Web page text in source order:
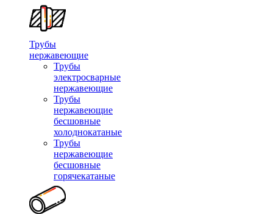
Трубы
нержавеющие
Трубы
электросварные
нержавеющие
Трубы
нержавеющие
бесшовные
холоднокатаные
Трубы
нержавеющие
бесшовные
горячекатаные